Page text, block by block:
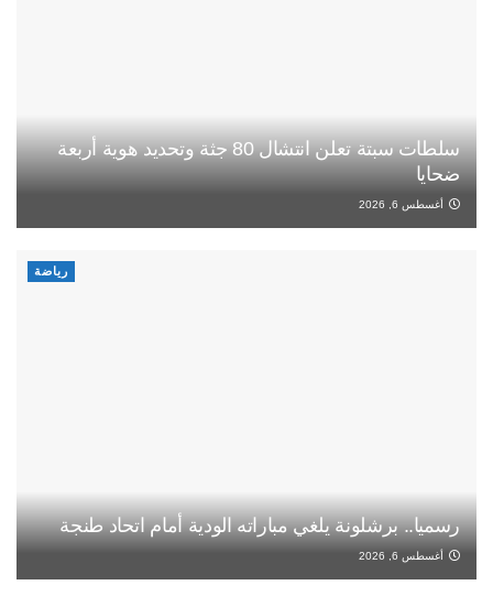
سلطات سبتة تعلن انتشال 80 جثة وتحديد هوية أربعة
ضحايا
أغسطس 6, 2026
رياضة
رسميا.. برشلونة يلغي مباراته الودية أمام اتحاد طنجة
أغسطس 6, 2026